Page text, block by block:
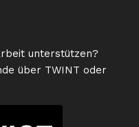
unterstützen?
über TWINT oder